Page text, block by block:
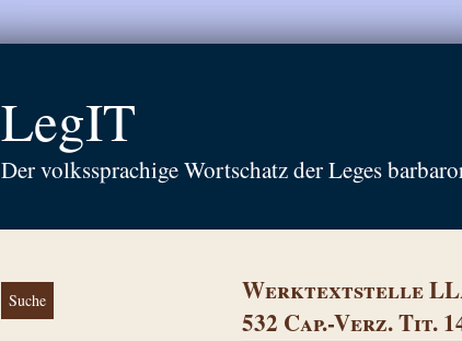
LegIT
Der volkssprachige Wortschatz der Leges
Suche
Werktextstelle
532 Cap.-Verz. Tit.